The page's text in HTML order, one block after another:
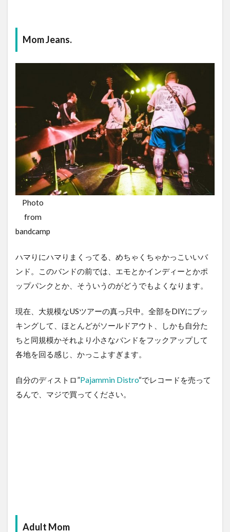
Mom Jeans.
Photo
from
bandcamp
ハマりにハマりまくってる、めちゃくちゃかっこいいバ
ンド。このバンドの前では、エモとかインディーとかポ
ップパンクとか、そういうのがどうでもよくなります。
現在、大規模なUSツアーの真っ只中。全部をDIYにブッ
キングして、ほとんどがソールドアウト、しかも自分た
ちと同規模かそれより小さなバンドをフックアップして
各地を回る感じ、かっこよすぎます。
自分のディストロ”Pajammin Distro“でレコードを売って
るんで、マジで買ってください。
Adult Mom